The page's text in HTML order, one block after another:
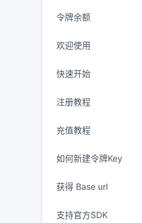
令牌余额
欢迎使用
快速开始
注册教程
充值教程
如何新建令牌Key
获得 Base url
支持官方SDK